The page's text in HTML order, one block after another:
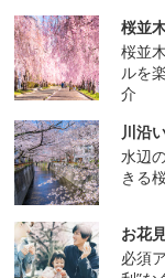
桜並
桜並
ルを
介
川沿
水辺
きる
お花
必須